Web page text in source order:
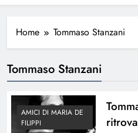
Home Tommaso Stanzani
Tommaso Stanzani
AMICI DI MARIA DE
FILIPPI